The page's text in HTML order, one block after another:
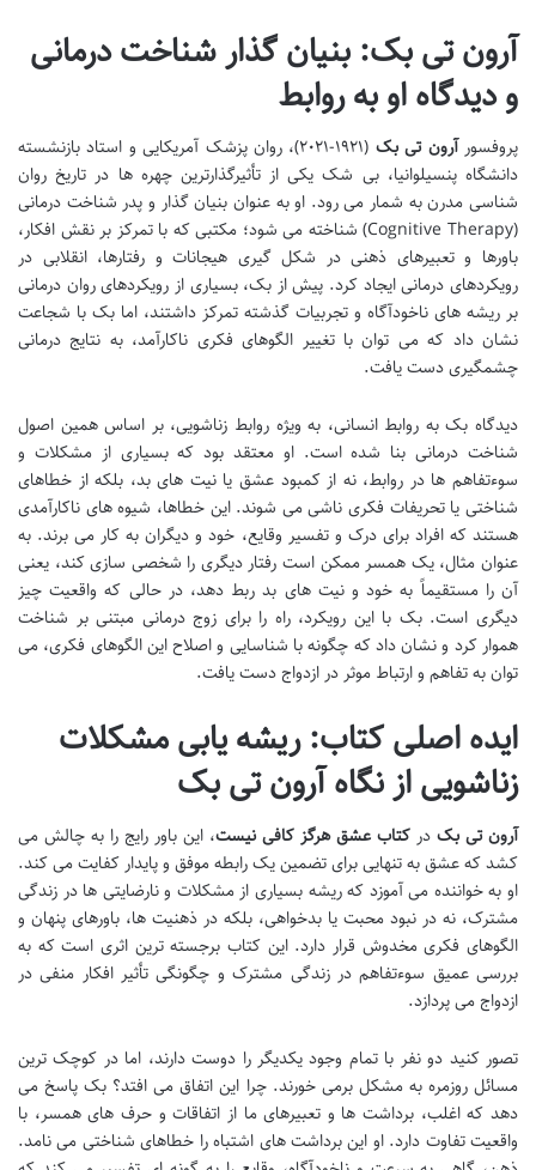
آرون تی بک: بنیان گذار شناخت درمانی
و دیدگاه او به روابط
پروفسورآرون تی بک
(۱۹۲۱-۲۰۲۱)، روان پزشک آمریکایی و استاد بازنشسته
دانشگاه پنسیلوانیا، بی شک یکی از تأثیرگذارترین چهره ها در تاریخ روان
شناسی مدرن به شمار می رود. او به عنوان بنیان گذار و پدر شناخت درمانی
(Cognitive Therapy) شناخته می شود؛ مکتبی که با تمرکز بر نقش افکار،
باورها و تعبیرهای ذهنی در شکل گیری هیجانات و رفتارها، انقلابی در
رویکردهای درمانی ایجاد کرد. پیش از بک، بسیاری از رویکردهای روان درمانی
بر ریشه های ناخودآگاه و تجربیات گذشته تمرکز داشتند، اما بک با شجاعت
نشان داد که می توان با تغییر الگوهای فکری ناکارآمد، به نتایج درمانی
چشمگیری دست یافت.
دیدگاه بک به روابط انسانی، به ویژه روابط زناشویی، بر اساس همین اصول
شناخت درمانی بنا شده است. او معتقد بود که بسیاری از مشکلات و
سوءتفاهم ها در روابط، نه از کمبود عشق یا نیت های بد، بلکه از خطاهای
شناختی یا تحریفات فکری ناشی می شوند. این خطاها، شیوه های ناکارآمدی
هستند که افراد برای درک و تفسیر وقایع، خود و دیگران به کار می برند. به
عنوان مثال، یک همسر ممکن است رفتار دیگری را شخصی سازی کند، یعنی
آن را مستقیماً به خود و نیت های بد ربط دهد، در حالی که واقعیت چیز
دیگری است. بک با این رویکرد، راه را برای زوج درمانی مبتنی بر شناخت
هموار کرد و نشان داد که چگونه با شناسایی و اصلاح این الگوهای فکری، می
توان به تفاهم و ارتباط موثر در ازدواج دست یافت.
ایده اصلی کتاب: ریشه یابی مشکلات
زناشویی از نگاه آرون تی بک
آرون تی بک در کتاب عشق هرگز کافی نیست، این باور رایج را به چالش می
کشد که عشق به تنهایی برای تضمین یک رابطه موفق و پایدار کفایت می کند.
او به خواننده می آموزد که ریشه بسیاری از مشکلات و نارضایتی ها در زندگی
مشترک، نه در نبود محبت یا بدخواهی، بلکه در ذهنیت ها، باورهای پنهان و
الگوهای فکری مخدوش قرار دارد. این کتاب برجسته ترین اثری است که به
بررسی عمیق سوءتفاهم در زندگی مشترک و چگونگی تأثیر افکار منفی در
ازدواج می پردازد.
تصور کنید دو نفر با تمام وجود یکدیگر را دوست دارند، اما در کوچک ترین
مسائل روزمره به مشکل برمی خورند. چرا این اتفاق می افتد؟ بک پاسخ می
دهد که اغلب، برداشت ها و تعبیرهای ما از اتفاقات و حرف های همسر، با
واقعیت تفاوت دارد. او این برداشت های اشتباه را خطاهای شناختی می نامد.